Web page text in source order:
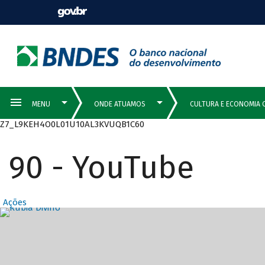
Z7_L9KEH4O0L01U10AL3KVUQB1C60
90 - YouTube
Ações
Destaques